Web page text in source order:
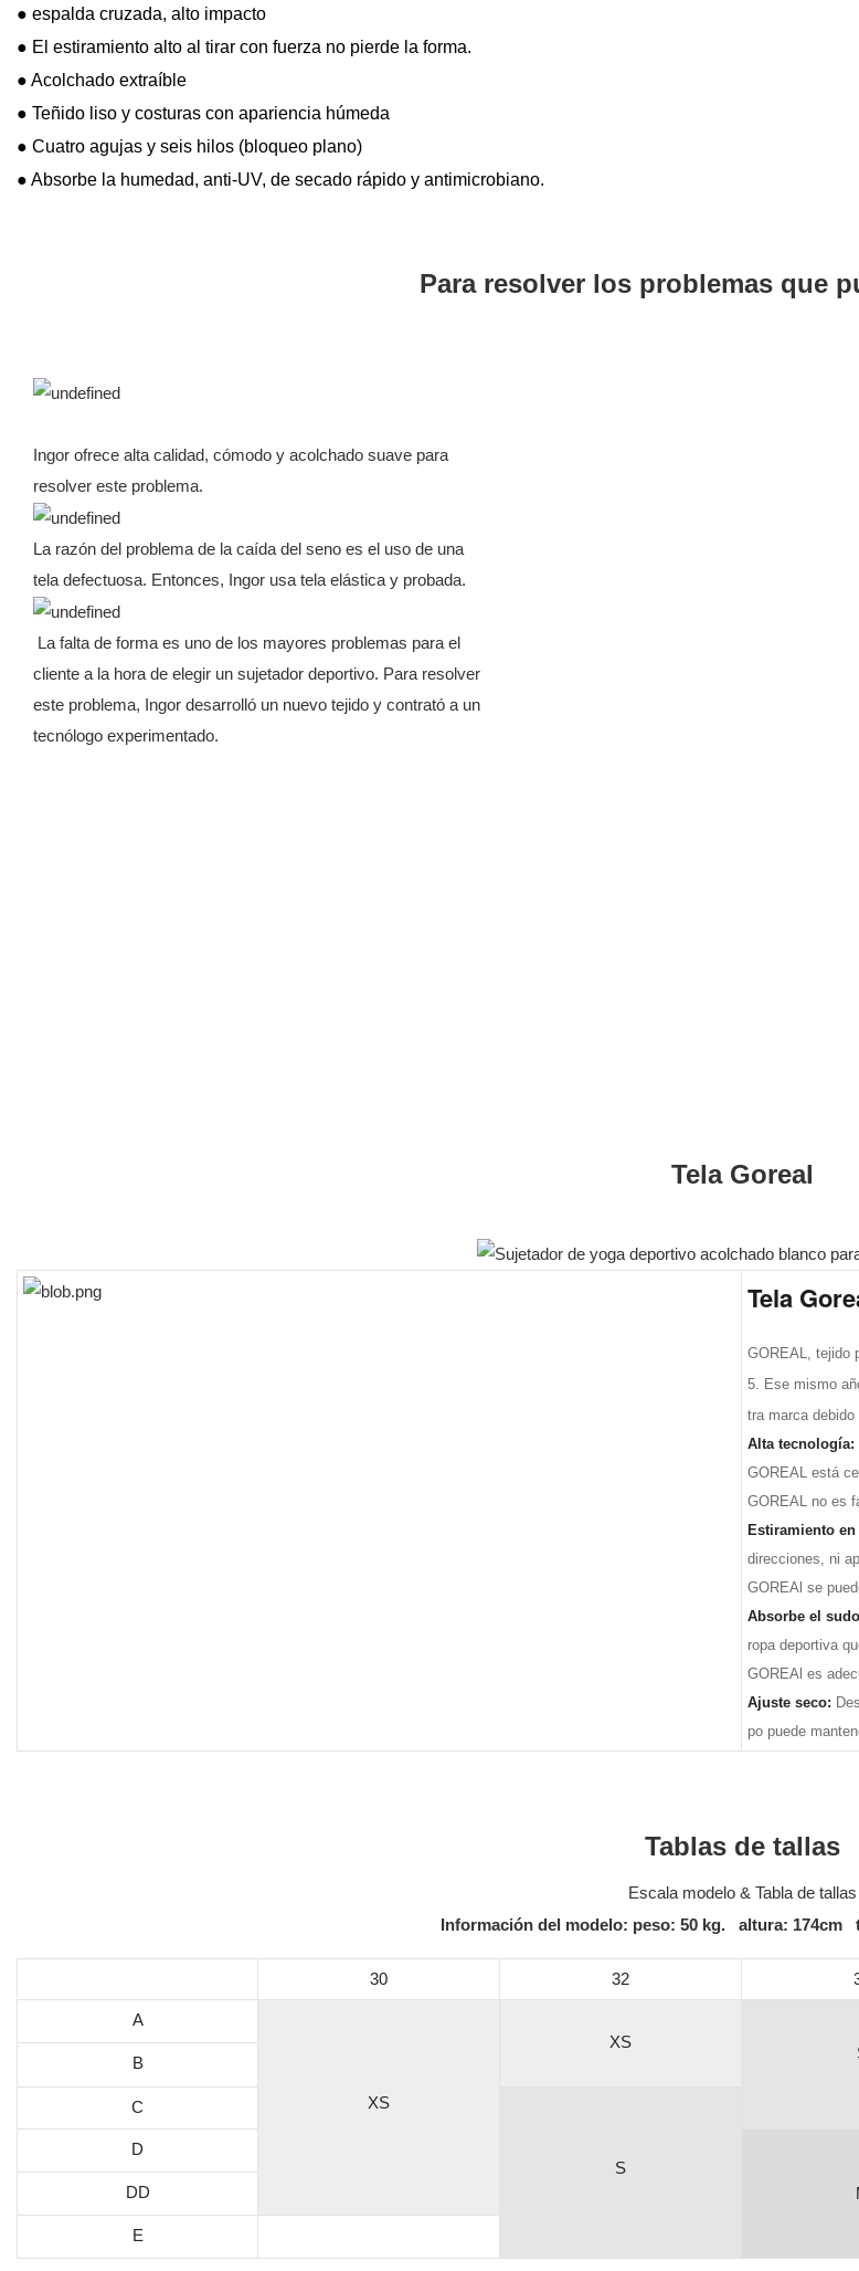
● espalda cruzada, alto impacto
● El estiramiento alto al tirar con fuerza no pierde la forma.
● Acolchado extraíble
● Teñido liso y costuras con apariencia húmeda
● Cuatro agujas y seis hilos (bloqueo plano)
● Absorbe la humedad, anti-UV, de secado rápido y antimicrobiano.
Para resolver los problemas que
Ingor ofrece alta calidad, cómodo y acolchado suave para
resolver este problema.
La razón del problema de la caída del seno es el uso de una
tela defectuosa. Entonces, Ingor usa tela elástica y probada.
La falta de forma es uno de los mayores problemas para el
cliente a la hora de elegir un sujetador deportivo. Para resolver
este problema, Ingor desarrolló un nuevo tejido y contrató a un
tecnólogo experimentado.
Tela Goreal
Tela
GOREAL, tejido
5. Ese mismo
tra marca
Alta tecnología:
GOREAL está
GOREAL no es
Estiramiento
direcciones, ni
GOREAl se
Absorbe el
ropa deportiva
GOREAl es
Ajuste seco:
po puede
Tablas de tallas
Escala modelo & Tabla de tallas
Información del modelo: peso: 50 kg. altura: 174cm
30 32
A
XS
XS
B
C
S
D
DD
E